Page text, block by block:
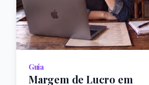
Guia
Margem de Lucro em